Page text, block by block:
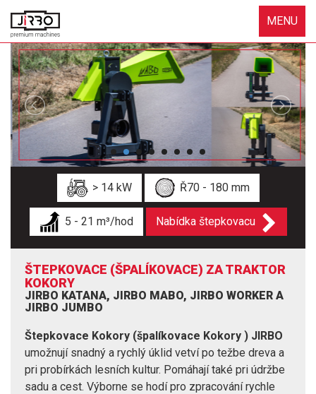
MENU
> 14 kW Ř70 - 180 mm
5 - 21 m³/hod Nabídka štepkovacu
ŠTEPKOVACE (ŠPALÍKOVACE) ZA TRAKTOR
KOKORY
JIRBO KATANA, JIRBO MABO, JIRBO WORKER A
JIRBO JUMBO
Štepkovace Kokory (špalíkovace Kokory ) JIRBO
umožnují snadný a rychlý úklid vetví po težbe dreva a
pri probírkách lesních kultur. Pomáhají také pri údržbe
sadu a cest. Výborne se hodí pro zpracování rychle